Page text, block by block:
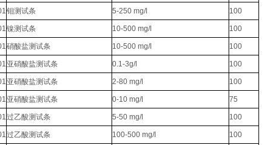
钼测试条 5-250 mg/l 100
镍测试条 10-500 mg/l 100
硝酸盐测试条 10-500 mg/l 100
亚硝酸盐测试条 0.1-3g/l 100
亚硝酸盐测试条 2-80 mg/l 100
亚硝酸盐测试条 0-10 mg/l 75
过乙酸测试条 5-50 mg/l 100
过乙酸测试条 100-500 mg/l 100